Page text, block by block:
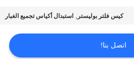
كيس فلتر بوليستر , استبدال أكياس تجميع الغبار
اتصل بنا!